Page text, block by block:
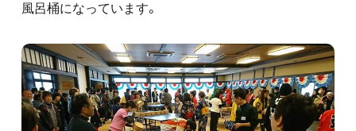
風呂桶になっています。